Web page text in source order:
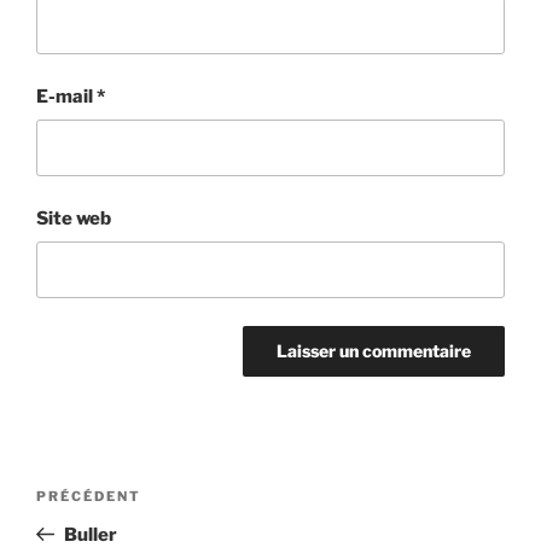
E-mail*
Site web
Navigation
l’article
Article
précédent
PRÉCÉDENT
Buller